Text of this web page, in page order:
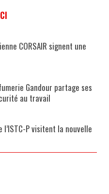
CORSAIR signent une
Gandour partage ses
au travail
l’ISTC-P visitent la nouvelle